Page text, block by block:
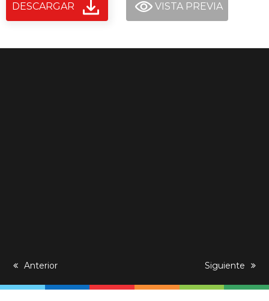
DESCARGAR VISTA PREVIA
previous
Anterior
next
Siguiente